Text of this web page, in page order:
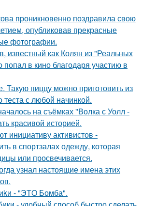
проникновенно поздравила свою
опубликовав прекрасные
фотографии.
известный как Колян из "Реальных
в кино благодаря участию в
Такую пиццу можно приготовить из
с любой начинкой.
на съёмках "Волка с Уолл -
красивой историей.
инициативу активистов -
в спортзалах одежду, которая
или просвечивается.
узнал настоящие имена этих
- "ЭТO Бомба".